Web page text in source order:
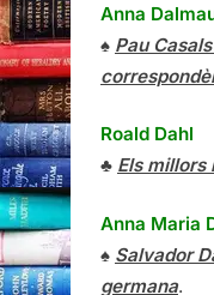
Anna
♠ Pau
Roald Dahl
♣ Els millors
Anna Maria
♠ Salvador
germana.